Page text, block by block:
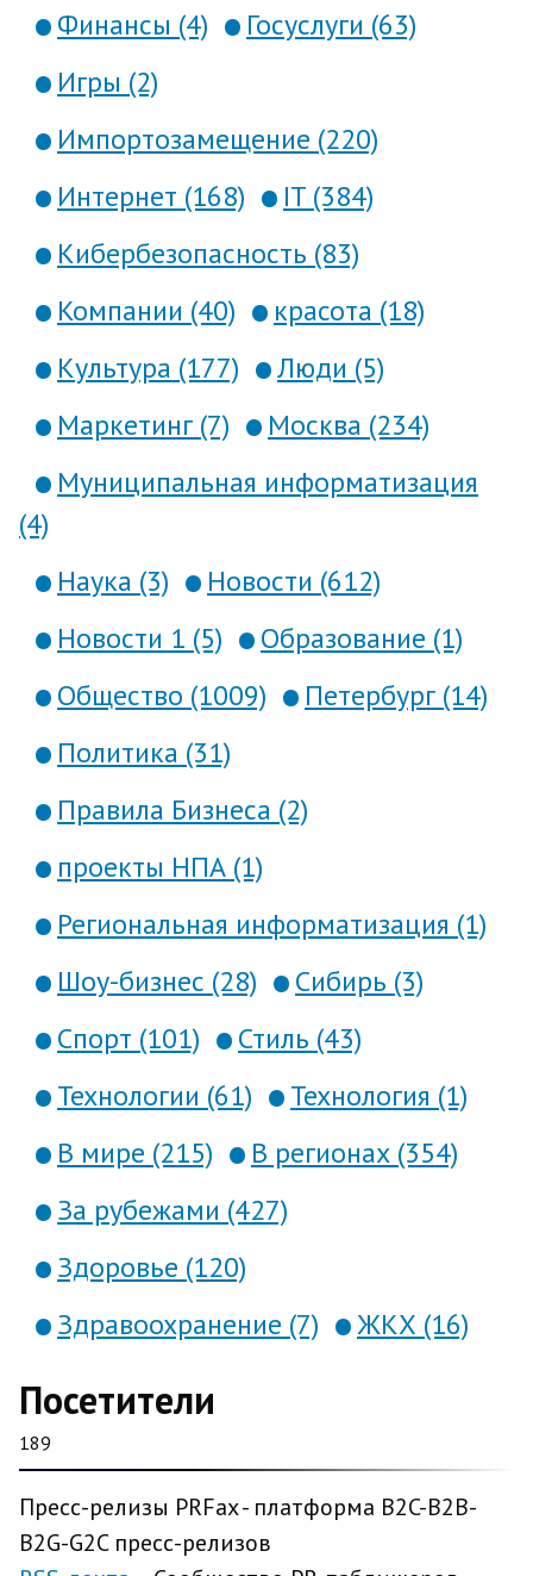
Финансы (4)
Госуслуги (63)
Игры (2)
Импортозамещение (220)
Интернет (168)
IT (384)
Кибербезопасность (83)
Компании (40)
красота (18)
Культура (177)
Люди (5)
Маркетинг (7)
Москва (234)
Муниципальная информатизация
(4)
Наука (3)
Новости (612)
Новости 1 (5)
Образование (1)
Общество (1009)
Петербург (14)
Политика (31)
Правила Бизнеса (2)
проекты НПА (1)
Региональная информатизация (1)
Шоу-бизнес (28)
Сибирь (3)
Спорт (101)
Стиль (43)
Технологии (61)
Технология (1)
В мире (215)
В регионах (354)
За рубежами (427)
Здоровье (120)
Здравоохранение (7)
ЖКХ (16)
Посетители
189
Пресс-релизы PRFax - платформа B2C-B2B-
B2G-G2C пресс-релизов